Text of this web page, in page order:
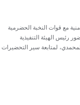
مع قوات النخبة الحضرمية
رئيس الهيئة التنفيذية
لمتابعة سير التحضيرات